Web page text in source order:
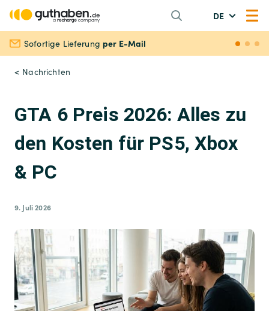
DE
Sofortige Lieferung per E-Mail
< Nachrichten
GTA 6 Preis 2026: Alles zu
den Kosten für PS5, Xbox
& PC
9. Juli 2026